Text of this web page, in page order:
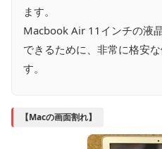
ます。
Macbook Air 11インチの液
できるために、非常に格安
す。
【Macの画面割れ】